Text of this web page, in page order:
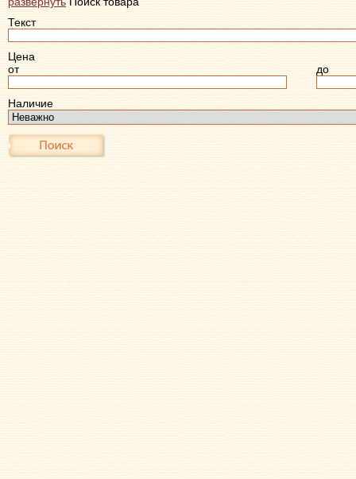
Текст
Цена
от
до
Наличие